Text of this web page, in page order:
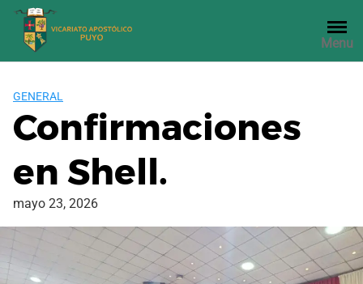
Saltar
contenido
Menu
GENERAL
Confirmaciones
en Shell.
mayo 23, 2026